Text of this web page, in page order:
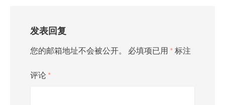
发表回复
您的邮箱地址不会被公开。 必填项已用 * 标注
评论 *